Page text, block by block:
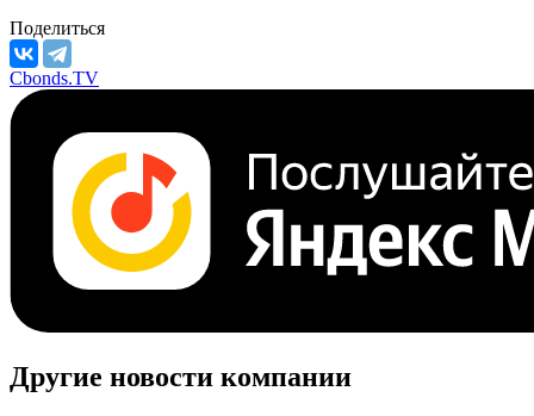
Поделиться
Cbonds.TV
Другие новости компании